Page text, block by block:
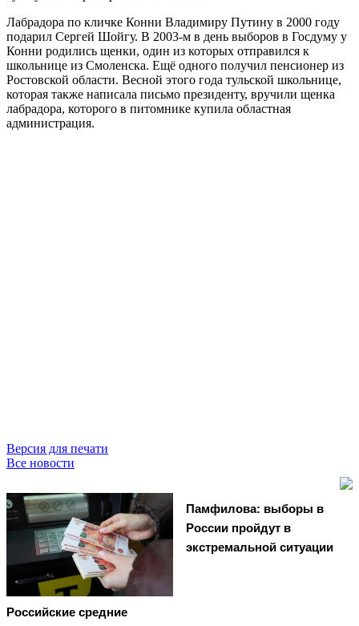
Лабрадора по кличке Конни Владимиру Путину в 2000 году
подарил Сергей Шойгу. В 2003-м в день выборов в Госдуму у
Конни родились щенки, один из которых отправился к
школьнице из Смоленска. Ещё одного получил пенсионер из
Ростовской области. Весной этого года тульской школьнице,
которая также написала письмо президенту, вручили щенка
лабрадора, которого в питомнике купила областная
администрация.
Версия для печати
Все новости
Российские средние
Памфилова: выборы в
России пройдут в
экстремальной ситуации